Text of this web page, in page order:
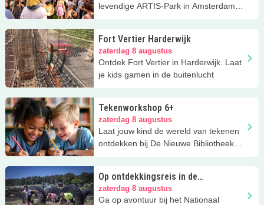
levendige ARTIS-Park in Amsterdam in
Fort Vertier Harderwijk
zaterdag 8 augustus
Ontdek Fort Vertier in Harderwijk. Laat
je kids gamen in de buitenlucht
Tekenworkshop 6+
zaterdag 8 augustus
Laat jouw kind de wereld van tekenen
ontdekken bij De Nieuwe Bibliotheek
Op ontdekkingsreis in de
zomervakantie
zaterdag 8 augustus
Ga op avontuur bij het Nationaal